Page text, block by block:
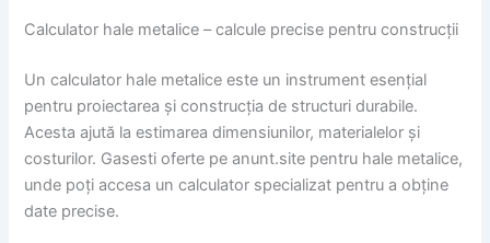
Calculator hale metalice – calcule precise pentru construcții
Un calculator hale metalice este un instrument esențial
pentru proiectarea și construcția de structuri durabile.
Acesta ajută la estimarea dimensiunilor, materialelor și
costurilor. Gasesti oferte pe anunt.site pentru hale metalice,
unde poți accesa un calculator specializat pentru a obține
date precise.